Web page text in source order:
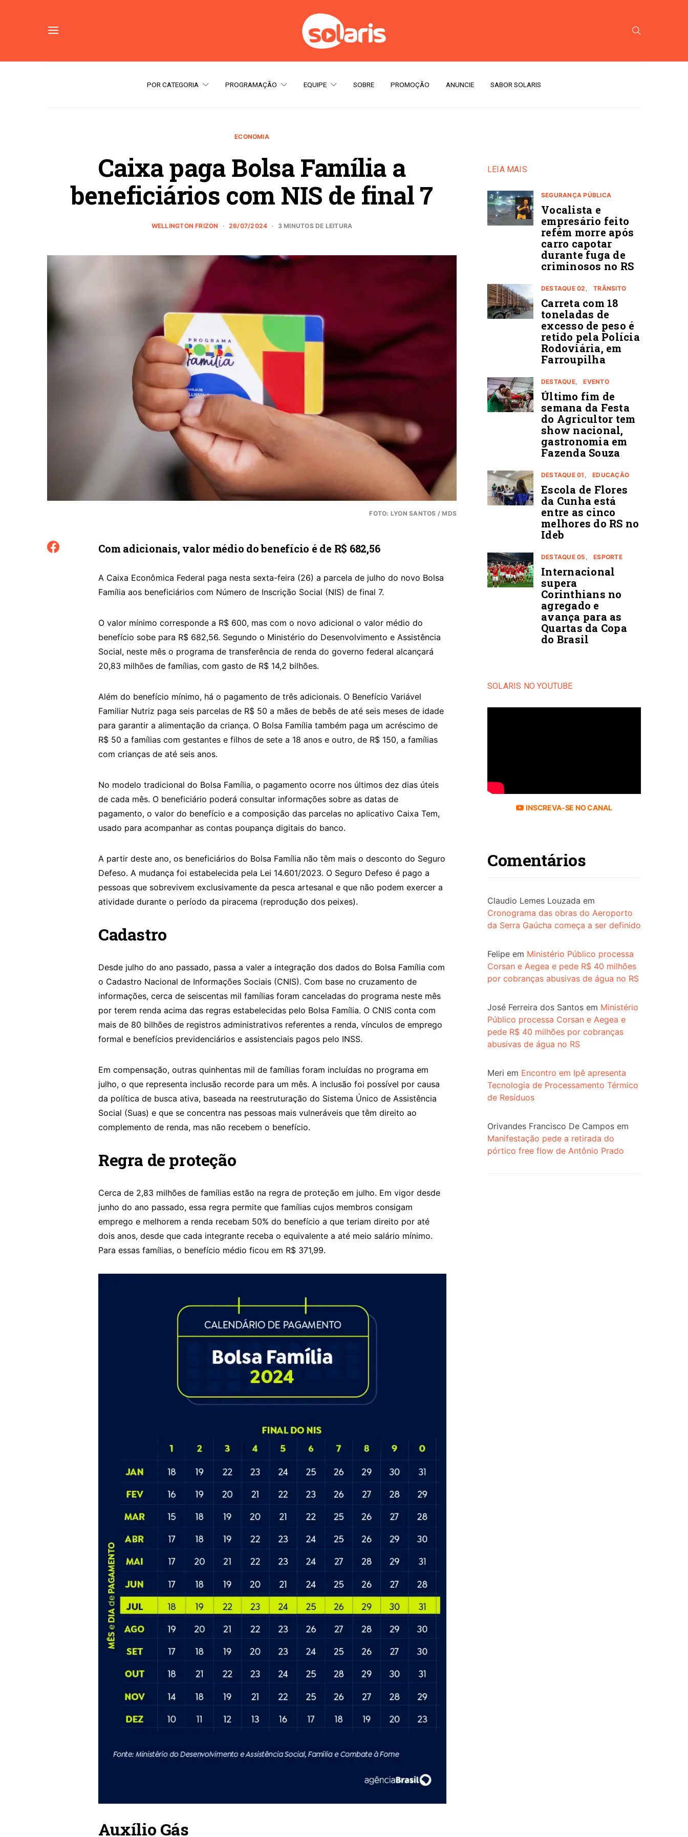
POR CATEGORIA PROGRAMAÇÃO EQUIPE SOBRE PROMOÇÃO ANUNCIE SABOR SOLARIS
ECONOMIA
Caixa paga Bolsa Família a
beneficiários com NIS de final 7
WELLINGTON FRIZON 26/07/2024 3 MINUTOS DE LEITURA
FOTO: LYON SANTOS / MDS
Com adicionais, valor médio do benefício é de R$ 682,56
A Caixa Econômica Federal paga nesta sexta-feira (26) a parcela de julho do novo Bolsa
Família aos beneficiários com Número de Inscrição Social (NIS) de final 7.
O valor mínimo corresponde a R$ 600, mas com o novo adicional o valor médio do
benefício sobe para R$ 682,56. Segundo o Ministério do Desenvolvimento e Assistência
Social, neste mês o programa de transferência de renda do governo federal alcançará
20,83 milhões de famílias, com gasto de R$ 14,2 bilhões.
Além do benefício mínimo, há o pagamento de três adicionais. O Benefício Variável
Familiar Nutriz paga seis parcelas de R$ 50 a mães de bebês de até seis meses de idade
para garantir a alimentação da criança. O Bolsa Família também paga um acréscimo de
R$ 50 a famílias com gestantes e filhos de sete a 18 anos e outro, de R$ 150, a famílias
com crianças de até seis anos.
No modelo tradicional do Bolsa Família, o pagamento ocorre nos últimos dez dias úteis
de cada mês. O beneficiário poderá consultar informações sobre as datas de
pagamento, o valor do benefício e a composição das parcelas no aplicativo Caixa Tem,
usado para acompanhar as contas poupança digitais do banco.
A partir deste ano, os beneficiários do Bolsa Família não têm mais o desconto do Seguro
Defeso. A mudança foi estabelecida pela Lei 14.601/2023. O Seguro Defeso é pago a
pessoas que sobrevivem exclusivamente da pesca artesanal e que não podem exercer a
atividade durante o período da piracema (reprodução dos peixes).
Cadastro
Desde julho do ano passado, passa a valer a integração dos dados do Bolsa Família com
o Cadastro Nacional de Informações Sociais (CNIS). Com base no cruzamento de
informações, cerca de seiscentas mil famílias foram canceladas do programa neste mês
por terem renda acima das regras estabelecidas pelo Bolsa Família. O CNIS conta com
mais de 80 bilhões de registros administrativos referentes a renda, vínculos de emprego
formal e benefícios previdenciários e assistenciais pagos pelo INSS.
Em compensação, outras quinhentas mil de famílias foram incluídas no programa em
julho, o que representa inclusão recorde para um mês. A inclusão foi possível por causa
da política de busca ativa, baseada na reestruturação do Sistema Único de Assistência
Social (Suas) e que se concentra nas pessoas mais vulneráveis que têm direito ao
complemento de renda, mas não recebem o benefício.
Regra de proteção
Cerca de 2,83 milhões de famílias estão na regra de proteção em julho. Em vigor desde
junho do ano passado, essa regra permite que famílias cujos membros consigam
emprego e melhorem a renda recebam 50% do benefício a que teriam direito por até
dois anos, desde que cada integrante receba o equivalente a até meio salário mínimo.
Para essas famílias, o benefício médio ficou em R$ 371,99.
Auxílio Gás
LEIA MAIS
SEGURANÇA PÚBLICA
Vocalista e
empresário feito
refém morre após
carro capotar
durante fuga de
criminosos no RS
DESTAQUE 02 TRÂNSITO
Carreta com 18
toneladas de
excesso de peso é
retido pela Polícia
Rodoviária, em
Farroupilha
DESTAQUE EVENTO
Último fim de
semana da Festa
do Agricultor tem
show nacional,
gastronomia em
Fazenda Souza
DESTAQUE 01 EDUCAÇÃO
Escola de Flores
da Cunha está
entre as cinco
melhores do RS no
Ideb
DESTAQUE 05 ESPORTE
Internacional
supera
Corinthians no
agregado e
avança para as
Quartas da Copa
do Brasil
SOLARIS NO YOUTUBE
INSCREVA-SE NO CANAL
Comentários
Claudio Lemes Louzada em
Cronograma das obras do Aeroporto
da Serra Gaúcha começa a ser definido
Felipe em Ministério Público processa
Corsan e Aegea e pede R$ 40 milhões
por cobranças abusivas de água no RS
José Ferreira dos Santos em Ministério
Público processa Corsan e Aegea e
pede R$ 40 milhões por cobranças
abusivas de água no RS
Meri em Encontro em Ipê apresenta
Tecnologia de Processamento Térmico
de Resíduos
Orivandes Francisco De Campos em
Manifestação pede a retirada do
pórtico free flow de Antônio Prado